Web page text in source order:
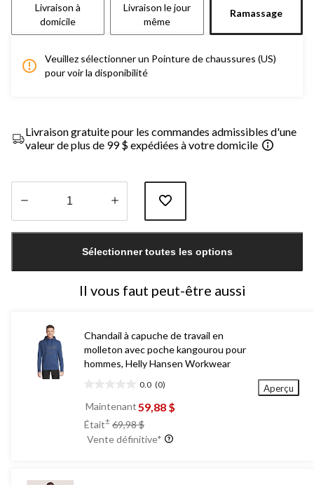
Livraison à
domicile
Livraison le jour
même
Ramassage
Veuillez sélectionner un Pointure de chaussures (US)
pour voir la disponibilité
Livraison gratuite pour les commandes admissibles d'une
valeur de plus de 99 $ expédiées à votre domicile
jour
Sélectionner toutes les options
Il vous faut peut-être aussi
Chandail à capuche de travail en
molleton avec poche kangourou pour
hommes, Helly Hansen Workwear
0.0 (0)
étoile(s)
sur
5.
Maintenant 59,88 $
Était± 69,98 $
était
Vente définitive*
Aperçu